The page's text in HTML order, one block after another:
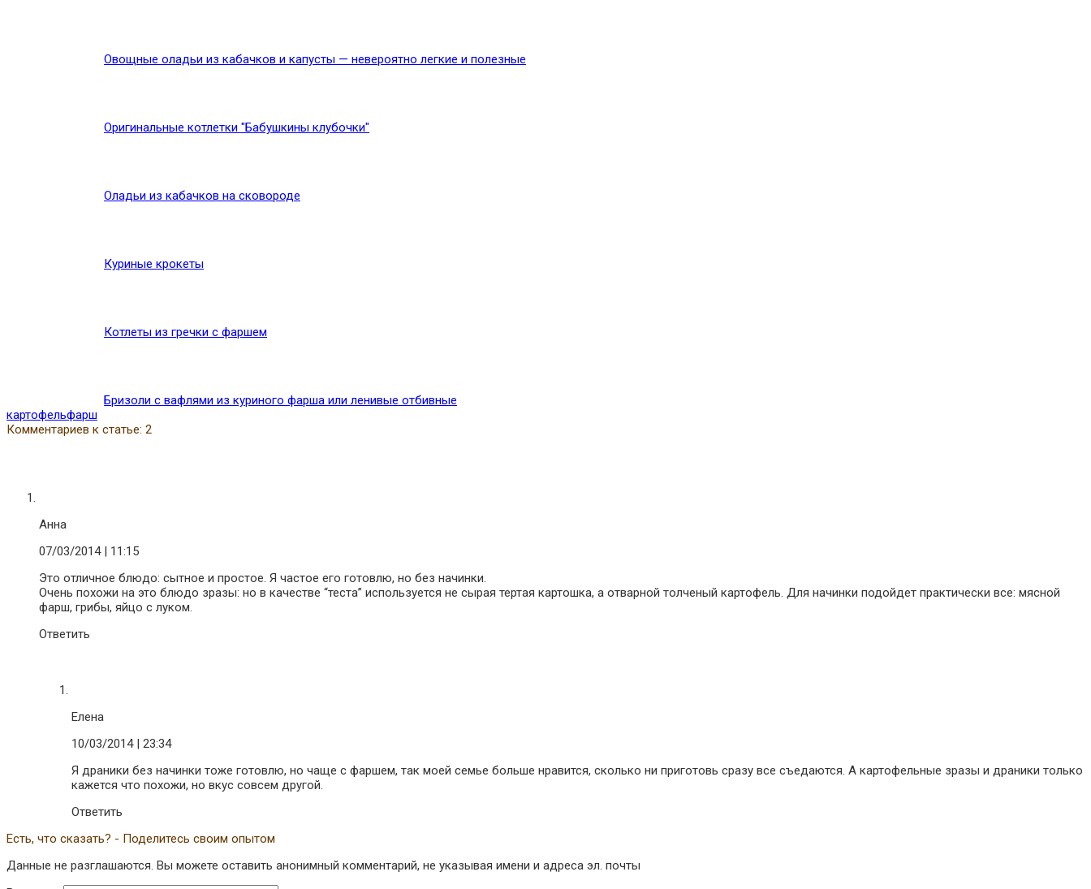
Овощные оладьи из кабачков и капусты — невероятно легкие и полезные
Оригинальные котлетки "Бабушкины клубочки"
Оладьи из кабачков на сковороде
Куриные крокеты
Котлеты из гречки с фаршем
Бризоли с вафлями из куриного фарша или ленивые отбивные
картофельфарш
Комментариев к статье: 2
Анна
07/03/2014
| 11:15
Это отличное блюдо: сытное и простое. Я частое его готовлю, но без начинки.
Очень похожи на это блюдо зразы: но в качестве “теста” используется не сырая тертая картошка, а отварной толченый картофель. Для начинки подойдет практически все: мясной
фарш, грибы, яйцо с луком.
Ответить
Елена
10/03/2014
| 23:34
Я драники без начинки тоже готовлю, но чаще с фаршем, так моей семье больше нравится, сколько ни приготовь сразу все съедаются. А картофельные зразы и драники только
кажется что похожи, но вкус совсем другой.
Ответить
Есть, что сказать? - Поделитесь своим опытом
Данные не разглашаются. Вы можете оставить анонимный комментарий, не указывая имени и адреса эл. почты